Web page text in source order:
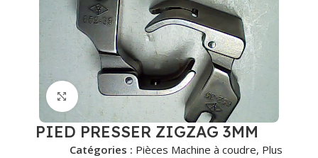
Cliquez pour agrandir
PIED PRESSER ZIGZAG 3MM
Catégories : Pièces Machine à coudre, Plus